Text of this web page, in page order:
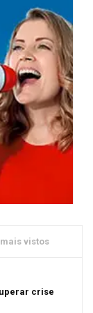
mais vistos
crise